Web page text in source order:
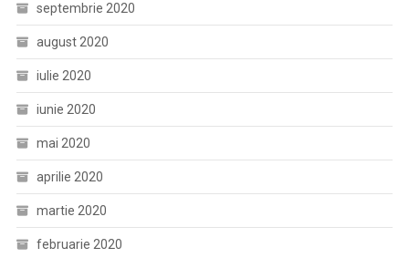
septembrie 2020
august 2020
iulie 2020
iunie 2020
mai 2020
aprilie 2020
martie 2020
februarie 2020